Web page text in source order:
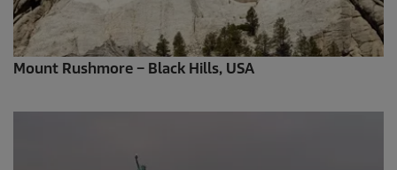
Mount Rushmore – Black Hills, USA